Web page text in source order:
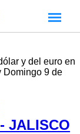
y del euro en
Domingo 9 de
JALISCO